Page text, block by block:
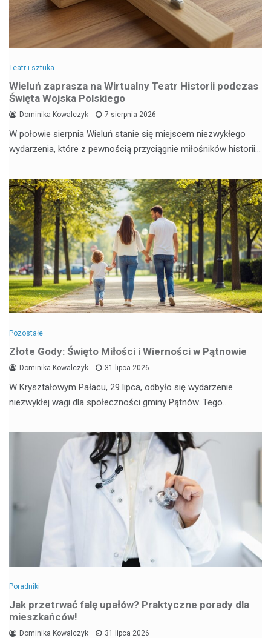
Teatr i sztuka
Wieluń zaprasza na Wirtualny Teatr Historii podczas
Święta Wojska Polskiego
Dominika Kowalczyk 7 sierpnia 2026
W połowie sierpnia Wieluń stanie się miejscem niezwykłego
wydarzenia, które z pewnością przyciągnie miłośników historii…
Pozostałe
Złote Gody: Święto Miłości i Wierności w Pątnowie
Dominika Kowalczyk 31 lipca 2026
W Kryształowym Pałacu, 29 lipca, odbyło się wydarzenie
niezwykłej wagi dla społeczności gminy Pątnów. Tego…
Poradniki
Jak przetrwać falę upałów? Praktyczne porady dla
mieszkańców!
Dominika Kowalczyk 31 lipca 2026